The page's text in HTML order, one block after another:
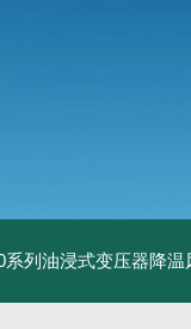
列油浸式变压器降温